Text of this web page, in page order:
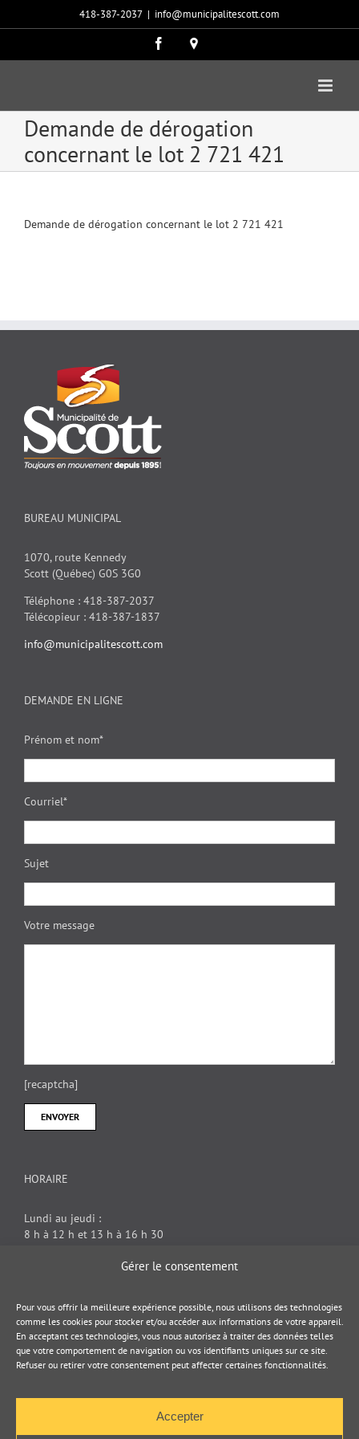
Gérer le consentement
Pour vous offrir la meilleure expérience possible, nous utilisons des technologies
comme les cookies pour stocker et/ou accéder aux informations de votre appareil.
En acceptant ces technologies, vous nous autorisez à traiter des données telles
que votre comportement de navigation ou vos identifiants uniques sur ce site.
Refuser ou retirer votre consentement peut affecter certaines fonctionnalités.
Accepter
418-387-2037 | info@municipalitescott.com
Facebook
Carte
Demande de dérogation
concernant le lot 2 721 421
Demande de dérogation concernant le lot 2 721 421
BUREAU MUNICIPAL
1070, route Kennedy
Scott (Québec) G0S 3G0
Téléphone : 418-387-2037
Télécopieur : 418-387-1837
info@municipalitescott.com
DEMANDE EN LIGNE
Prénom et nom*
Courriel*
Sujet
Votre message
[recaptcha]
HORAIRE
Lundi au jeudi :
8 h à 12 h et 13 h à 16 h 30
DOCUMENT JURIDIQUE
Politique de cookies